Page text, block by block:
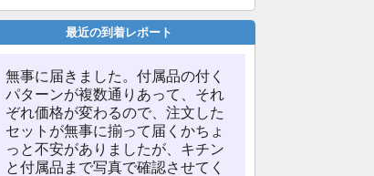
最近の到着レポート
無事に届きました。付属品の付く
パターンが複数通りあって、それ
ぞれ価格が変わるので、注文した
セットが無事に揃って届くかちょ
っと不安がありましたが、キチン
と付属品まで写真で確認させてく